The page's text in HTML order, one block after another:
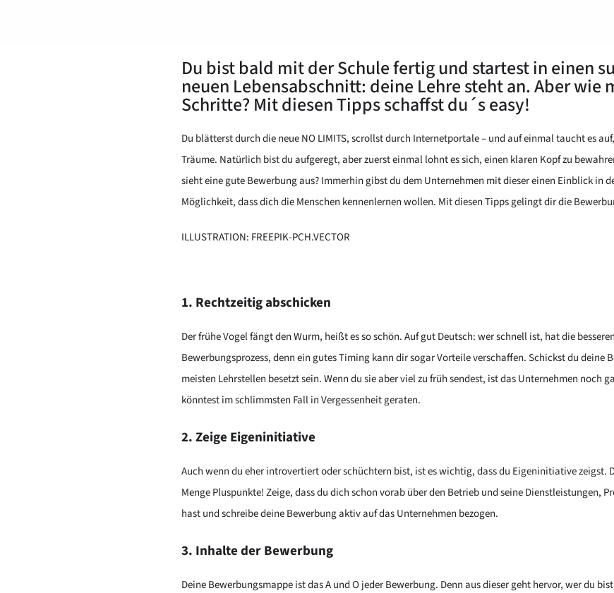
Du bist bald mit der Schule fertig und startest in einen
neuen Lebensabschnitt: deine Lehre steht an. Aber wie
Schritte? Mit diesen Tipps schaffst du´s easy!
Du blätterst durch die neue NO LIMITS, scrollst durch Internetportale – und auf einmal taucht es
Träume. Natürlich bist du aufgeregt, aber zuerst einmal lohnt es sich, einen klaren Kopf zu
sieht eine gute Bewerbung aus? Immerhin gibst du dem Unternehmen mit dieser einen Einblick in
Möglichkeit, dass dich die Menschen kennenlernen wollen. Mit diesen Tipps gelingt dir die
ILLUSTRATION: FREEPIK-PCH.VECTOR
1. Rechtzeitig abschicken
Der frühe Vogel fängt den Wurm, heißt es so schön. Auf gut Deutsch: wer schnell ist, hat die
Bewerbungsprozess, denn ein gutes Timing kann dir sogar Vorteile verschaffen. Schickst du deine
meisten Lehrstellen besetzt sein. Wenn du sie aber viel zu früh sendest, ist das Unternehmen noch
könntest im schlimmsten Fall in Vergessenheit geraten.
2. Zeige Eigeninitiative
Auch wenn du eher introvertiert oder schüchtern bist, ist es wichtig, dass du Eigeninitiative zeigst.
Menge Pluspunkte! Zeige, dass du dich schon vorab über den Betrieb und seine Dienstleistungen,
hast und schreibe deine Bewerbung aktiv auf das Unternehmen bezogen.
3. Inhalte der Bewerbung
Deine Bewerbungsmappe ist das A und O jeder Bewerbung. Denn aus dieser geht hervor, wer du